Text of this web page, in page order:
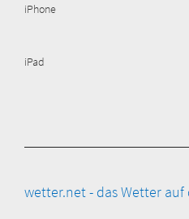
iPhone
iPad
wetter.net - das Wetter